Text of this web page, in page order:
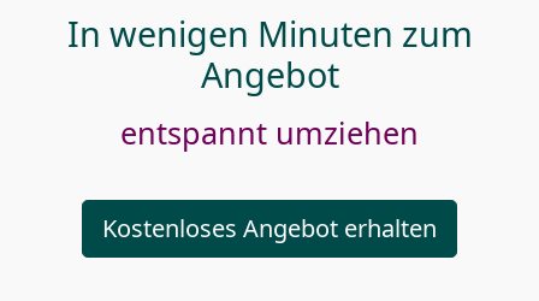
In wenigen Minuten zum
Angebot
entspannt umziehen
Kostenloses Angebot erhalten